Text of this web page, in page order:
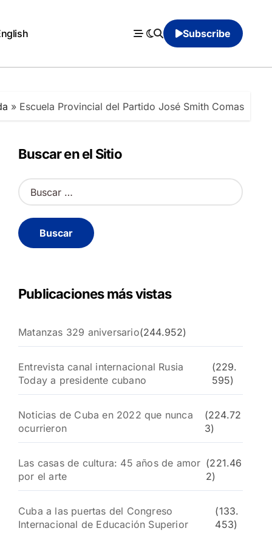
Subscribe
» Escuela Provincial del Partido José Smith Comas
Buscar en el Sitio
B
u
c
a
Publicaciones más vistas
Matanzas 329 aniversario(244.952)
Entrevista canal internacional Rusia
Today a presidente cubano
(229.
595)
Noticias de Cuba en 2022 que nunca
ocurrieron
(224.72
3)
Las casas de cultura: 45 años de amor
por el arte
(221.46
2)
Cuba a las puertas del Congreso
Internacional de Educación Superior
(133.
453)